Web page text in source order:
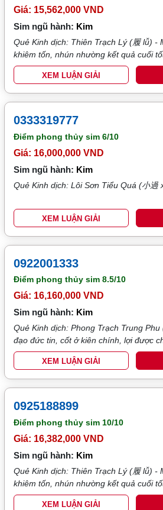
Giá: 15,562,000 VND
Sim ngũ hành: Kim
Quẻ Kinh dịch: Thiên Trạch Lý (履 lǚ) -
khiêm tốn, nhún nhường kết quả cuối
XEM LUẬN GIẢI
0333319777
Điểm phong thủy sim6/10
Giá: 16,000,000 VND
Sim ngũ hành: Kim
Quẻ Kinh dịch: Lôi Sơn Tiểu Quá (小過
XEM LUẬN GIẢI
0922001333
Điểm phong thủy sim8.5/10
Giá: 16,160,000 VND
Sim ngũ hành: Kim
Quẻ Kinh dịch: Phong Trạch Trung
đạo đức tin, cốt ở kiên chính, lợi được
XEM LUẬN GIẢI
0925188899
Điểm phong thủy sim 10/10
Giá: 16,382,000 VND
Sim ngũ hành: Kim
Quẻ Kinh dịch: Thiên Trạch Lý (履 lǚ) -
khiêm tốn, nhún nhường kết quả cuối
XEM LUẬN GIẢI